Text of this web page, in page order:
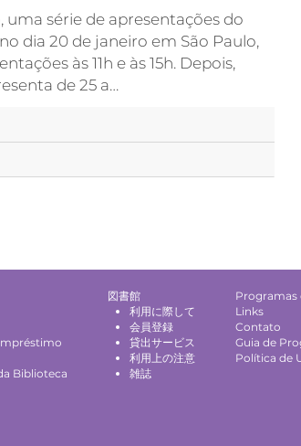
série de apresentações do
dia 20 de janeiro em São Paulo,
às 11h e às 15h. Depois,
de 25 a…
Biblioteca
図書館
利用に際して
会員登録
貸出サービス
利用上の注意
雑誌
Programas
Links
Contato
Guia de
Política de